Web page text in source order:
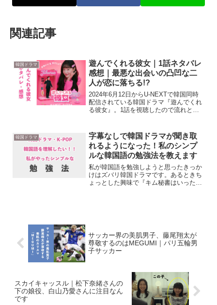
関連記事
韓国ドラマ
遊んでくれる彼女｜1話ネタバレ
感想｜最悪な出会いの凸凹な二
人が恋に落ちる!?
2024年6月12日からU-NEXTで韓国同時
配信されている韓国ドラマ『遊んでくれ
る彼女』。1話を視聴したので流れと感
独占見放題の配信をしています。U-
NEXTでは...
韓国ドラマ
字幕なしで韓国ドラマが聞き取
れるようになった！私のシンプ
ルな韓国語の勉強法を教えます
私が韓国語を勉強しようと思ったきっか
けはズバリ韓国ドラマです。あるときち
ょっとした興味で『キム秘書はいった
サッカー界の美肌男子、藤尾翔太が
尊敬するのはMEGUMI｜パリ五輪男
子サッカー
スカイキャッスル｜松下奈緒さんの
下の娘役、白山乃愛さんに注目なん
です